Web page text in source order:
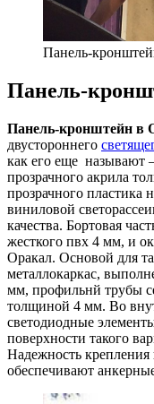
Панель-
Панель-
Панель-кронштейн в
двустороннего
как его еще называют
прозрачного акрила
прозрачного пластика
виниловой
качества. Бортовая
жесткого пвх 4 мм, и
Оракал. Основой для
металлокаркас,
мм, профильнй трубы
толщиной 4 мм. Во
светодиодные
поверхности такого
Надежность крепления
обеспечивают